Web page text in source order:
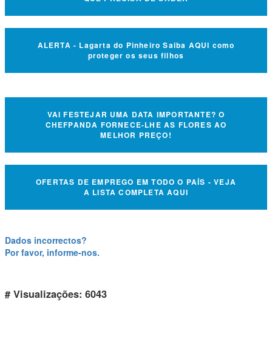
ALERTA - Lagarta do Pinheiro Saiba AQUI como
proteger os seus filhos
VAI FESTEJAR UMA DATA IMPORTANTE? O
CHEFPANDA FORNECE-LHE AS FLORES AO
MELHOR PREÇO!
OFERTAS DE EMPREGO EM TODO O PAÍS - VEJA
A LISTA COMPLETA AQUI
Dados incorrectos?
Por favor, informe-nos.
# Visualizações: 6043